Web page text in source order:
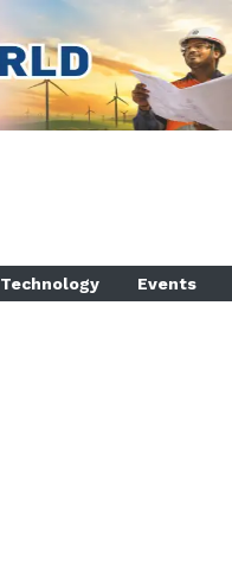
Technology Events